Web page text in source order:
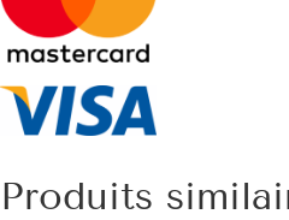
Produits